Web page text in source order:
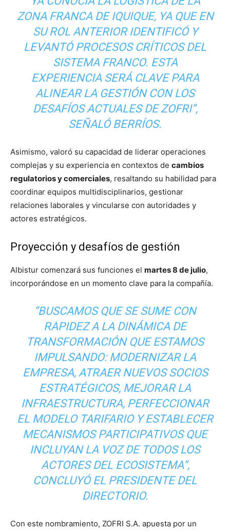
ZONA FRANCA DE IQUIQUE, YA QUE EN
SU ROL ANTERIOR IDENTIFICÓ Y
LEVANTÓ PROCESOS CRÍTICOS DEL
SISTEMA FRANCO. ESTA
EXPERIENCIA SERÁ CLAVE PARA
ALINEAR LA GESTIÓN CON LOS
DESAFÍOS ACTUALES DE ZOFRI”,
SEÑALÓ BERRÍOS.
Asimismo, valoró su capacidad de liderar operaciones
complejas y su experiencia en contextos de cambios
regulatorios y comerciales, resaltando su habilidad para
coordinar equipos multidisciplinarios, gestionar
relaciones laborales y vincularse con autoridades y
actores estratégicos.
Proyección y desafíos de gestión
Albistur comenzará sus funciones el martes 8 de julio,
incorporándose en un momento clave para la compañía.
“BUSCAMOS QUE SE SUME CON
RAPIDEZ A LA DINÁMICA DE
TRANSFORMACIÓN QUE ESTAMOS
IMPULSANDO: MODERNIZAR LA
EMPRESA, ATRAER NUEVOS SOCIOS
ESTRATÉGICOS, MEJORAR LA
INFRAESTRUCTURA, PERFECCIONAR
EL MODELO TARIFARIO Y ESTABLECER
MECANISMOS PARTICIPATIVOS QUE
INCLUYAN LA VOZ DE TODOS LOS
ACTORES DEL ECOSISTEMA”,
CONCLUYÓ EL PRESIDENTE DEL
DIRECTORIO.
Con este nombramiento, ZOFRI S.A. apuesta por un